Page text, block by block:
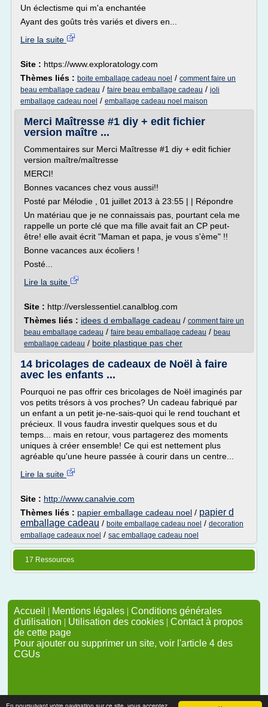
Un éclectisme qui m'a enchantée
Ayant des goûts très variés et divers en...
Lire la suite
Site : https://www.exploratology.com
Thèmes liés : boite emballage cadeau noel / comment faire un
beau emballage cadeau / faire beau emballage cadeau / joli
emballage cadeau noel / emballage cadeau noel maison
Merci Maîtresse #1 diy + edit fichier
version maître ...
Commentaires sur Merci Maîtresse #1 diy + edit fichier
version maître/maîtresse
MERCI!
Bonnes vacances chez vous aussi!!
Posté par Mélodie , 01 juillet 2013 à 23:55 | | Répondre
Un matériau que je ne connaissais pas, pourtant cela me
rappelle un porte clé que ma fille avait fait an CP peut-
être! elle avait écrit "Maman et papa, je vous s'ème" !!
Bonne vacances aux écoliers !
Posté...
Lire la suite
Site : http://verslessentiel.canalblog.com
Thèmes liés : idees d emballage cadeau / comment faire un
beau emballage cadeau / faire beau emballage cadeau / beau
emballage cadeau / boite plastique pas cher
14 bricolages de cadeaux de Noël à faire
avec les enfants ...
Pourquoi ne pas offrir ces bricolages de Noël imaginés par
vos petits trésors à vos proches? Un cadeau fabriqué par
un enfant a un petit je-ne-sais-quoi qui le rend touchant et
précieux. Il vous faudra investir quelques sous et du
temps... mais en retour, vous partagerez des moments
uniques à créer ensemble! Ce qui est nettement plus
agréable qu'une heure passée à courir dans un centre...
Lire la suite
Site : http://www.canalvie.com
Thèmes liés : papier emballage cadeau noel / papier d
emballage cadeau / boite emballage cadeau noel / decoration
emballage cadeaux noel / sac emballage cadeau noel
17 Ressources
Accueil | Mentions légales | Conditions générales
d'utilisation | Utilisation des cookies | Contact à propos
de cette page
Pour ajouter ou supprimer un site, voir l'article 4 des
CGUs